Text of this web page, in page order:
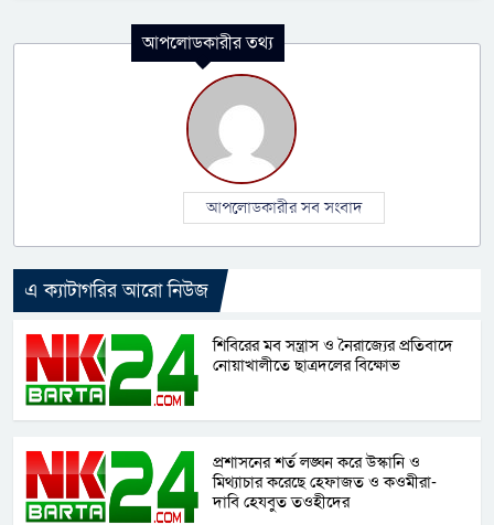
আপলোডকারীর তথ্য
আপলোডকারীর সব সংবাদ
এ ক্যাটাগরির আরো নিউজ
শিবিরের মব সন্ত্রাস ও নৈরাজ্যের প্রতিবাদে
নোয়াখালীতে ছাত্রদলের বিক্ষোভ
প্রশাসনের শর্ত লঙ্ঘন করে উস্কানি ও
মিথ্যাচার করেছে হেফাজত ও কওমীরা-
দাবি হেযবুত তওহীদের